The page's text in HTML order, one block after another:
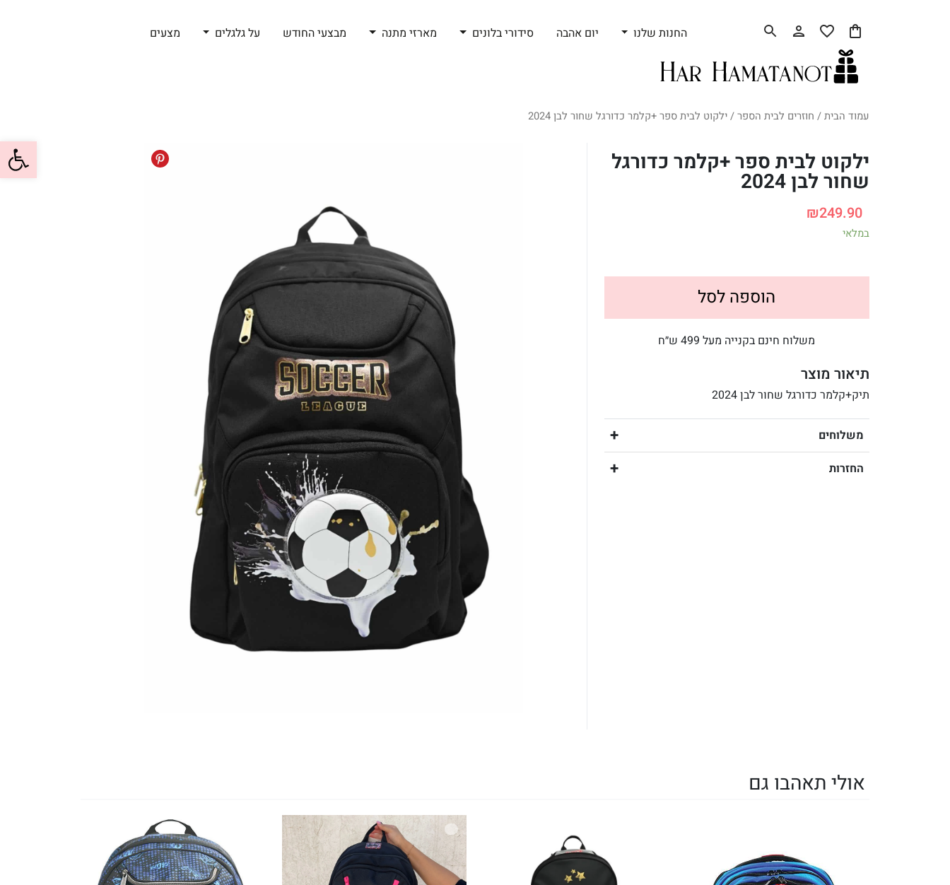
פתח
החנות שלנו יום אהבה סידורי בלונים מארזי מתנה מבצעי החודש על גלגלים מצעים
עמוד הבית/ חוזרים לבית הספר/ ילקוט לבית ספר +קלמר כדורגל שחור לבן 2024
ילקוט לבית ספר +קלמר כדורגל
שחור לבן 2024
₪249.90
במלאי
הוספה לסל
משלוח חינם בקנייה מעל 499 ש״ח
תיאור מוצר
תיק+קלמר כדורגל שחור לבן 2024
משלוחים
החזרות
אולי תאהבו גם